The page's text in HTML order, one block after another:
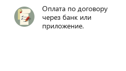
Оплата по договору
через банк или
приложение.